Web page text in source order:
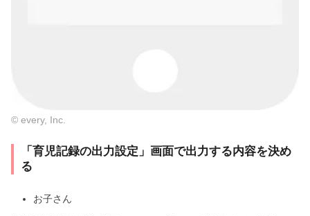
© every, Inc.
「育児記録の出力設定」画面で出力する内容を決め
る
お子さん